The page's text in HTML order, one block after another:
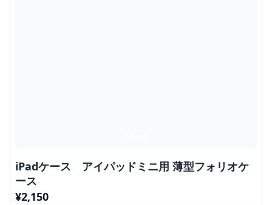
iPadケース アイパッドミニ用 薄型フォリオケ
ース
¥2,150